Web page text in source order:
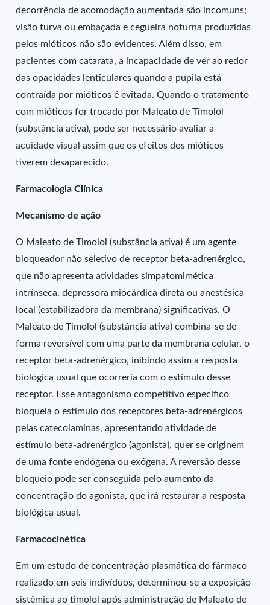
decorrência de acomodação aumentada são incomuns;
visão turva ou embaçada e cegueira noturna produzidas
pelos mióticos não são evidentes. Além disso, em
pacientes com catarata, a incapacidade de ver ao redor
das opacidades lenticulares quando a pupila está
contraída por mióticos é evitada. Quando o tratamento
com mióticos for trocado por Maleato de Timolol
(substância ativa), pode ser necessário avaliar a
acuidade visual assim que os efeitos dos mióticos
tiverem desaparecido.
Farmacologia Clínica
Mecanismo de ação
O Maleato de Timolol (substância ativa) é um agente
bloqueador não seletivo de receptor beta-adrenérgico,
que não apresenta atividades simpatomimética
intrínseca, depressora miocárdica direta ou anestésica
local (estabilizadora da membrana) significativas. O
Maleato de Timolol (substância ativa) combina-se de
forma reversível com uma parte da membrana celular, o
receptor beta-adrenérgico, inibindo assim a resposta
biológica usual que ocorreria com o estímulo desse
receptor. Esse antagonismo competitivo específico
bloqueia o estímulo dos receptores beta-adrenérgicos
pelas catecolaminas, apresentando atividade de
estímulo beta-adrenérgico (agonista), quer se originem
de uma fonte endógena ou exógena. A reversão desse
bloqueio pode ser conseguida pelo aumento da
concentração do agonista, que irá restaurar a resposta
biológica usual.
Farmacocinética
Em um estudo de concentração plasmática do fármaco
realizado em seis indivíduos, determinou-se a exposição
sistêmica ao timolol após administração de Maleato de